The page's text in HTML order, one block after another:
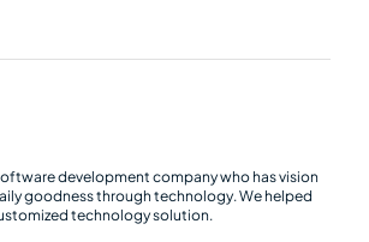
development company who has vision
goodness through technology. We helped
technology solution.